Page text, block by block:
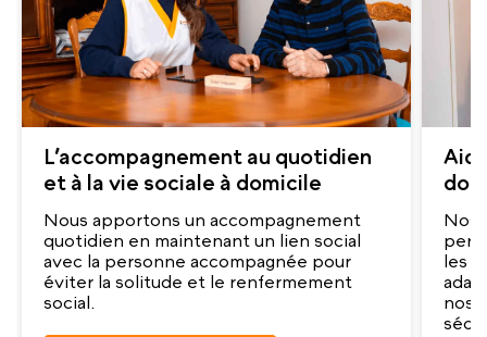
L’accompagnement au quotidien
et à la vie sociale à domicile
Nous apportons un accompagnement
quotidien en maintenant un lien social
avec la personne accompagnée pour
éviter la solitude et le renfermement
social.
Nos
les
nos